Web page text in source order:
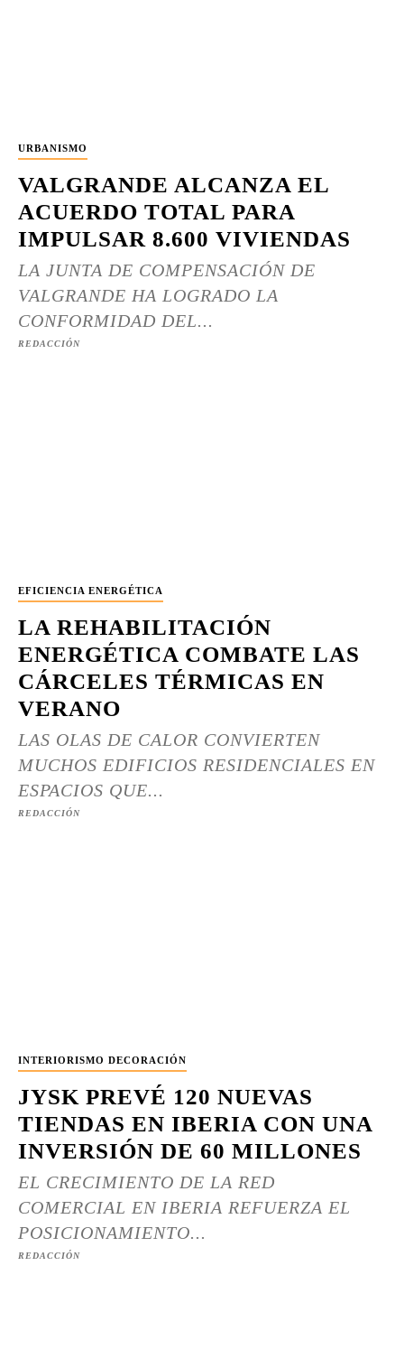
URBANISMO
VALGRANDE ALCANZA EL
ACUERDO TOTAL PARA
IMPULSAR 8.600 VIVIENDAS
LA JUNTA DE COMPENSACIÓN DE
VALGRANDE HA LOGRADO LA
CONFORMIDAD DEL...
REDACCIÓN
EFICIENCIA ENERGÉTICA
LA REHABILITACIÓN
ENERGÉTICA COMBATE LAS
CÁRCELES TÉRMICAS EN
VERANO
LAS OLAS DE CALOR CONVIERTEN
MUCHOS EDIFICIOS RESIDENCIALES EN
ESPACIOS QUE...
REDACCIÓN
INTERIORISMO DECORACIÓN
JYSK PREVÉ 120 NUEVAS
TIENDAS EN IBERIA CON UNA
INVERSIÓN DE 60 MILLONES
EL CRECIMIENTO DE LA RED
COMERCIAL EN IBERIA REFUERZA EL
POSICIONAMIENTO...
REDACCIÓN